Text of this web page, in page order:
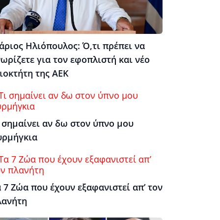
Ηλιόπουλος: Ό,τι πρέπει να
για τον εφοπλιστή και νέο
της ΑΕΚ
σημαίνει αν δω στον ύπνο μου
7 Ζώα που έχουν εξαφανιστεί απ’ τον